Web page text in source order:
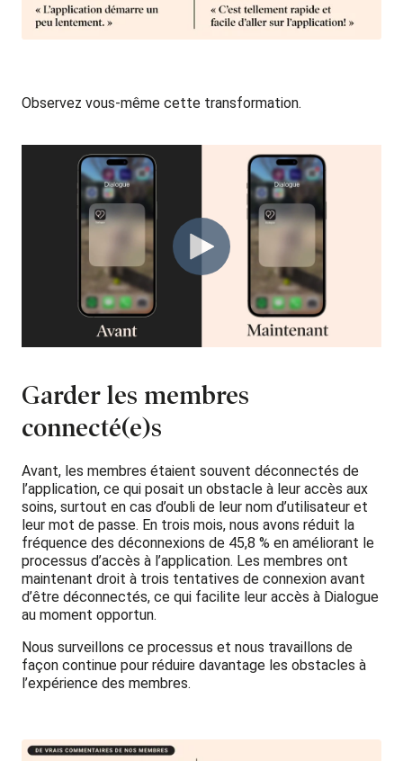
Observez vous-même cette transformation.
Garder les membres
connecté(e)s
Avant, les membres étaient souvent déconnectés de
l’application, ce qui posait un obstacle à leur accès aux
soins, surtout en cas d’oubli de leur nom d’utilisateur et
leur mot de passe. En trois mois, nous avons réduit la
fréquence des déconnexions de 45,8 % en améliorant le
processus d’accès à l’application. Les membres ont
maintenant droit à trois tentatives de connexion avant
d’être déconnectés, ce qui facilite leur accès à Dialogue
au moment opportun.
Nous surveillons ce processus et nous travaillons de
façon continue pour réduire davantage les obstacles à
l’expérience des membres.